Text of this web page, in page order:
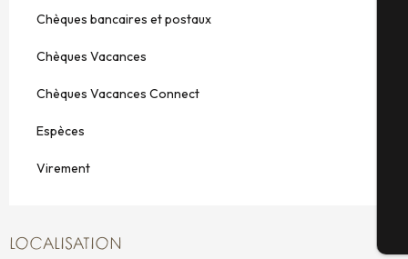
Chèques bancaires et postaux
Chèques Vacances
Chèques Vacances Connect
Espèces
Virement
LOCALISATION